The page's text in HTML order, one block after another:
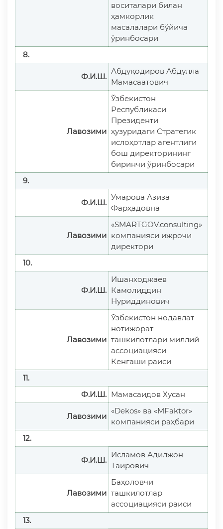
воситалари билан
ҳамкорлик
масалалари бўйича
ўринбосари
8.
Ф.И.Ш.
Абдуқодиров Абдулла
Мамасаатович
Лавозими
Ўзбекистон
Республикаси
Президенти
ҳузуридаги Стратегик
ислоҳотлар агентлиги
бош директорининг
биринчи ўринбосари
9.
Ф.И.Ш.
Умарова Азиза
Фарҳадовна
Лавозими
«SMARTGOV.consulting»
компанияси ижрочи
директори
10.
Ф.И.Ш.
Ишанходжаев
Камолиддин
Нуриддинович
Лавозими
Ўзбекистон нодавлат
нотижорат
ташкилотлари миллий
ассоциацияси
Кенгаши раиси
11.
Ф.И.Ш. Мамасаидов Хусан
Лавозими
«Dekos» ва «MFaktor»
компанияси раҳбари
12.
Ф.И.Ш.
Исламов Адилжон
Таирович
Лавозими
Баҳоловчи
ташкилотлар
ассоциацияси раиси
13.